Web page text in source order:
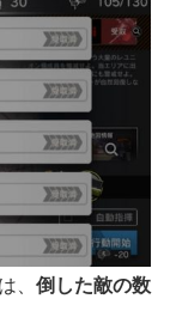
、 倒した敵の数